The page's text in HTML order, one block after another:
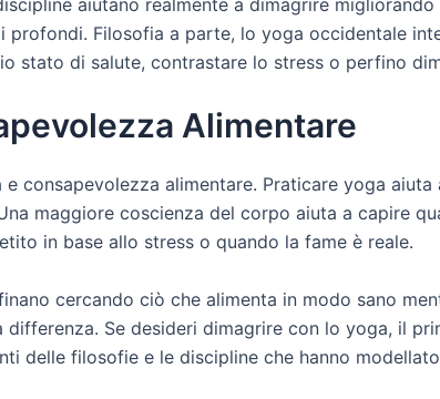
Filosofia a parte, lo yoga occidentale
stato di salute, contrastare lo stress o perfino
Alimentare
consapevolezza alimentare. Praticare yoga aiuta
maggiore coscienza del corpo aiuta a capire
in base allo stress o quando la fame è reale.
cercando ciò che alimenta in modo sano
Se desideri dimagrire con lo yoga, il
delle filosofie e le discipline che hanno